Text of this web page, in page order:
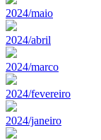
2024/maio
2024/abril
2024/marco
2024/fevereiro
2024/janeiro